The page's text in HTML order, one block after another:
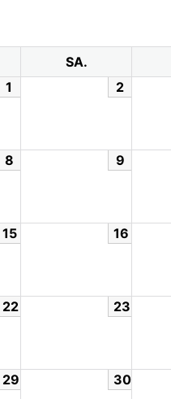
SA.
1 2
8 9
15 16
22 23
29 30